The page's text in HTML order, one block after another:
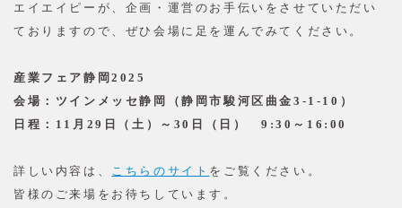
エイエイピーが、企画・運営のお手伝いをさせていただい
ておりますので、ぜひ会場に足を運んでみてください。
産業フェア静岡2025
会場：ツインメッセ静岡（静岡市駿河区曲金3-1-10）
日程：11月29日（土）～30日（日） 9:30～16:00
詳しい内容は、 こちらのサイト をご覧ください。
皆様のご来場をお待ちしています。